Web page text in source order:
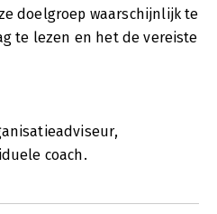
doelgroep waarschijnlijk te
te lezen en het de vereiste
coach.